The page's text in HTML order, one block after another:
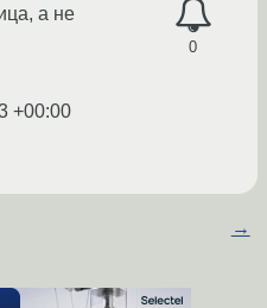
0
а не
+00:00
→